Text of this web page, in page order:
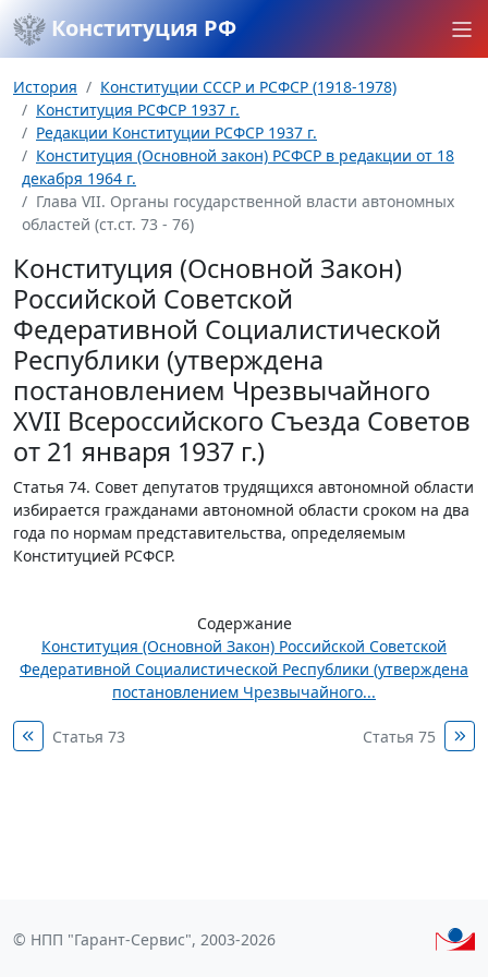
Конституция РФ
История
Конституции СССР и РСФСР (1918-1978)
Конституция РСФСР 1937 г.
Редакции Конституции РСФСР 1937 г.
Конституция (Основной закон) РСФСР в редакции от 18
декабря 1964 г.
Глава VII. Органы государственной власти автономных
областей (ст.ст. 73 - 76)
Конституция (Основной Закон)
Российской Советской
Федеративной Социалистической
Республики (утверждена
постановлением Чрезвычайного
XVII Всероссийского Съезда Советов
от 21 января 1937 г.)
Статья 74. Совет депутатов трудящихся автономной области
избирается гражданами автономной области сроком на два
года по нормам представительства, определяемым
Конституцией РСФСР.
Содержание
Конституция (Основной Закон) Российской Советской
Федеративной Социалистической Республики (утверждена
постановлением Чрезвычайного...
Статья 73 Статья 75
© НПП "Гарант-Сервис", 2003-2026